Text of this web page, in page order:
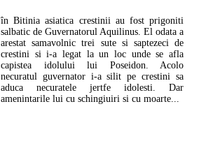
în Bitinia asiatica crestinii au fost prigoniti
salbatic de Guvernatorul Aquilinus. El odata a
arestat samavolnic trei sute si saptezeci de
crestini si i-a legat la un loc unde se afla
capistea idolului lui Poseidon. Acolo
necuratul guvernator i-a silit pe crestini sa
aduca necuratele jertfe idolesti. Dar
amenintarile lui cu schingiuiri si cu moarte...